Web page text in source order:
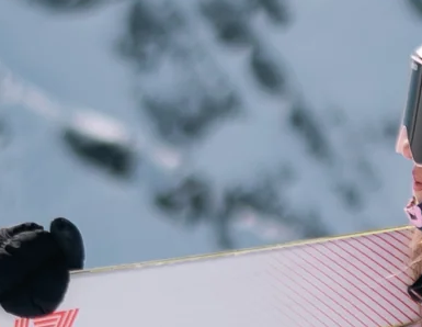
104 LITE
COUTEAUX
RECHERCHER